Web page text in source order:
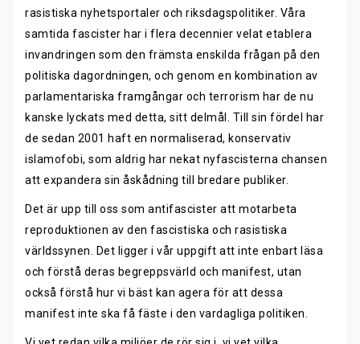
rasistiska nyhetsportaler och riksdagspolitiker. Våra
samtida fascister har i flera decennier velat etablera
invandringen som den främsta enskilda frågan på den
politiska dagordningen, och genom en kombination av
parlamentariska framgångar och terrorism har de nu
kanske lyckats med detta, sitt delmål. Till sin fördel har
de sedan 2001 haft en normaliserad, konservativ
islamofobi, som aldrig har nekat nyfascisterna chansen
att expandera sin åskådning till bredare publiker.
Det är upp till oss som antifascister att motarbeta
reproduktionen av den fascistiska och rasistiska
världssynen. Det ligger i vår uppgift att inte enbart läsa
och förstå deras begreppsvärld och manifest, utan
också förstå hur vi bäst kan agera för att dessa
manifest inte ska få fäste i den vardagliga politiken.